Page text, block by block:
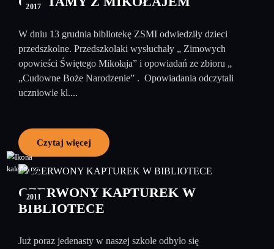
2017
W dniu 13 grudnia bibliotekę ZSMI odwiedziły dzieci
przedszkolne. Przedszkolaki wysłuchały „ Zimowych
opowieści Świętego Mikołaja” i opowiadań ze zbioru „
„Cudowne Boże Narodzenie” . Opowiadania odczytali
uczniowie kl....
Czytaj więcej
17
2011
CZERWONY KAPTUREK W
BIBLIOTECE
Już poraz jedenasty w naszej szkole odbyło się